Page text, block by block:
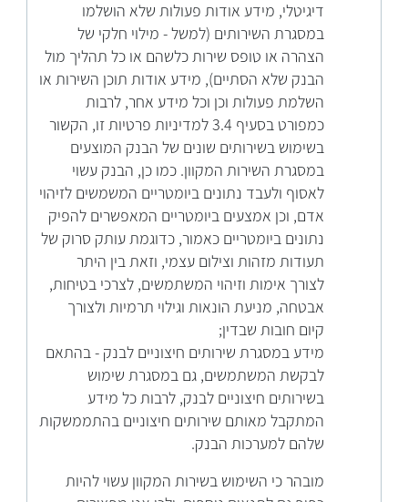
דיגיטלי, מידע אודות פעולות שלא הושלמו
במסגרת השירותים (למשל - מילוי חלקי של
הצהרה או טופס שירות כלשהם או כל תהליך מול
הבנק שלא הסתיים), מידע אודות תוכן השירות או
השלמת פעולות וכן וכל מידע אחר, לרבות
כמפורט בסעיף 3.4 למדיניות פרטיות זו, הקשור
בשימוש בשירותים שונים של הבנק המוצעים
במסגרת השירות המקוון. כמו כן, הבנק עשוי
לאסוף ולעבד נתונים ביומטריים המשמשים לזיהוי
אדם, וכן אמצעים ביומטריים המאפשרים להפיק
נתונים ביומטריים כאמור, כדוגמת עותק סרוק של
תעודות מזהות וצילום עצמי, וזאת בין היתר
לצורך אימות וזיהוי המשתמשים, לצרכי בטיחות,
אבטחה, מניעת הונאות וגילוי תרמיות ולצורך
קיום חובות שבדין;
מידע במסגרת שירותים חיצוניים לבנק - בהתאם
לבקשת המשתמשים, גם במסגרת שימוש
בשירותים חיצוניים לבנק, לרבות כל מידע
המתקבל מאותם שירותים חיצוניים בהתממשקות
שלהם למערכות הבנק.
מובהר כי השימוש בשירות המקוון עשוי להיות